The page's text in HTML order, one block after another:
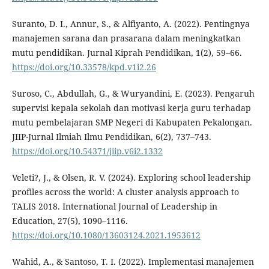
Suranto, D. I., Annur, S., & Alfiyanto, A. (2022). Pentingnya
manajemen sarana dan prasarana dalam meningkatkan
mutu pendidikan. Jurnal Kiprah Pendidikan, 1(2), 59–66.
https://doi.org/10.33578/kpd.v1i2.26
Suroso, C., Abdullah, G., & Wuryandini, E. (2023). Pengaruh
supervisi kepala sekolah dan motivasi kerja guru terhadap
mutu pembelajaran SMP Negeri di Kabupaten Pekalongan.
JIIP-Jurnal Ilmiah Ilmu Pendidikan, 6(2), 737–743.
https://doi.org/10.54371/jiip.v6i2.1332
Veleti?, J., & Olsen, R. V. (2024). Exploring school leadership
profiles across the world: A cluster analysis approach to
TALIS 2018. International Journal of Leadership in
Education, 27(5), 1090–1116.
https://doi.org/10.1080/13603124.2021.1953612
Wahid, A., & Santoso, T. I. (2022). Implementasi manajemen